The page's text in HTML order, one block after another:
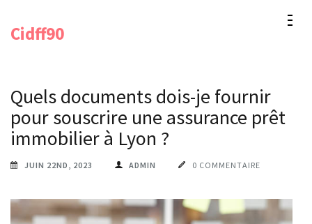
Entrée)
Cidff90
Quels documents dois-je fournir
pour souscrire une assurance prêt
immobilier à Lyon ?
JUIN 22ND, 2023 ADMIN 0 COMMENTAIRE